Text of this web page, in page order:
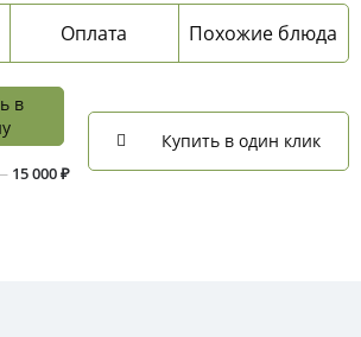
Оплата Похожие блюда
в
15 000 ₽
Купить в один клик